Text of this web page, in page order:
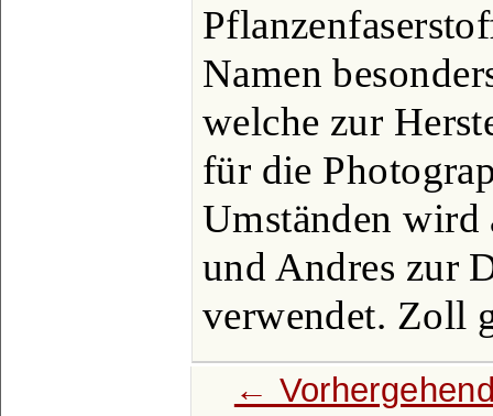
Namen
welche zur
für die
Umständen wird
und Andres zur
verwendet. Zoll
←